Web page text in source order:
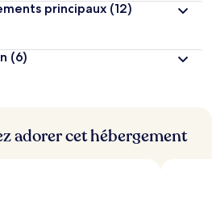
principaux (12)
(6)
adorer cet hébergement